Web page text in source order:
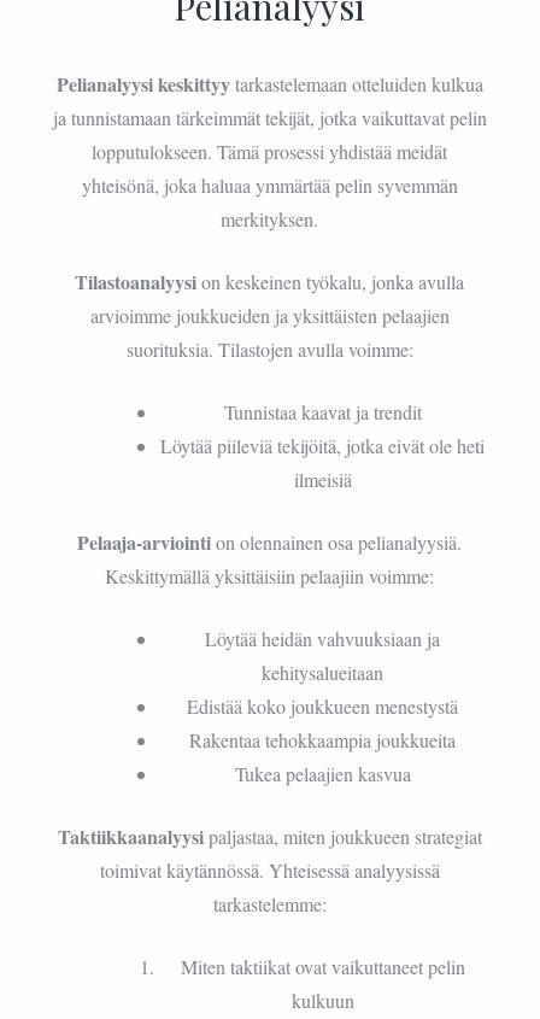
Pelianalyysi keskittyytarkastelemaan otteluiden kulkua
ja tunnistamaan tärkeimmät tekijät, jotka vaikuttavat pelin
lopputulokseen. Tämä prosessi yhdistää meidät
yhteisönä, joka haluaa ymmärtää pelin syvemmän
merkityksen.
Tilastoanalyysion keskeinen työkalu, jonka avulla
arvioimme joukkueiden ja yksittäisten pelaajien
suorituksia. Tilastojen avulla voimme:
Tunnistaa kaavat ja trendit
Löytää piileviä tekijöitä, jotka eivät ole heti
ilmeisiä
Pelaaja-arviointion olennainen osa pelianalyysiä.
Keskittymällä yksittäisiin pelaajiin voimme:
Löytää heidän vahvuuksiaan ja
kehitysalueitaan
Edistää koko joukkueen menestystä
Rakentaa tehokkaampia joukkueita
Tukea pelaajien kasvua
Taktiikkaanalyysipaljastaa, miten joukkueen strategiat
toimivat käytännössä. Yhteisessä analyysissä
tarkastelemme:
Miten taktiikat ovat vaikuttaneet pelin
kulkuun